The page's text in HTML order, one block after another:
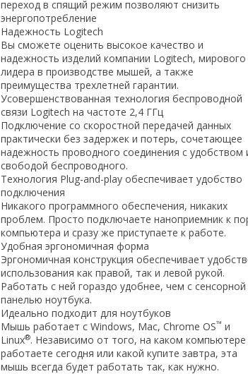
переход в спящий режим позволяют снизить
энергопотребление
Надежность Logitech
Вы сможете оценить высокое качество и
надежность изделий компании Logitech, мирового
лидера в производстве мышей, а также
преимущества трехлетней гарантии.
Усовершенствованная технология беспроводной
связи Logitech на частоте 2,4 ГГц
Подключение со скоростной передачей данных
практически без задержек и потерь, сочетающее
надежность проводного соединения с удобством
свободой беспроводного.
Технология Plug-and-play обеспечивает удобство
подключения
Никакого программного обеспечения, никаких
проблем. Просто подключаете наноприемник к
компьютера и сразу же приступаете к работе.
Удобная эргономичная форма
Эргономичная конструкция обеспечивает
использования как правой, так и левой рукой.
Работать с ней гораздо удобнее, чем с сенсорной
панелью ноутбука.
Идеально подходит для ноутбуков
Мышь работает с Windows, Mac, Chrome OS™ и
Linux®. Независимо от того, на каком
работаете сегодня или какой купите завтра, эта
мышь всегда будет работать так, как нужно.